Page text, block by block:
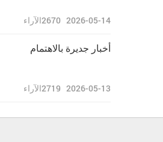
2026-05-14
2670الآراء
أخبار جديرة بالاهتمام
2026-05-13
2719الآراء